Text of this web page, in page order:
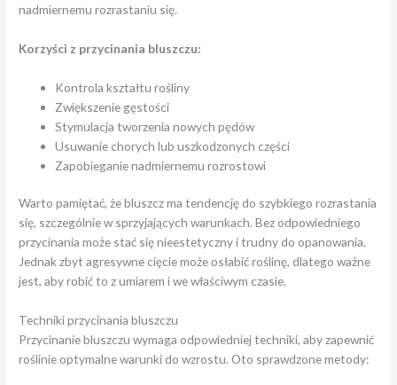
nadmiernemu rozrastaniu się.
Korzyści z przycinania bluszczu:
Kontrola kształtu rośliny
Zwiększenie gęstości
Stymulacja tworzenia nowych pędów
Usuwanie chorych lub uszkodzonych części
Zapobieganie nadmiernemu rozrostowi
Warto pamiętać, że bluszcz ma tendencję do szybkiego rozrastania
się, szczególnie w sprzyjających warunkach. Bez odpowiedniego
przycinania może stać się nieestetyczny i trudny do opanowania.
Jednak zbyt agresywne cięcie może osłabić roślinę, dlatego ważne
jest, aby robić to z umiarem i we właściwym czasie.
Techniki przycinania bluszczu
Przycinanie bluszczu wymaga odpowiedniej techniki, aby zapewnić
roślinie optymalne warunki do wzrostu. Oto sprawdzone metody: